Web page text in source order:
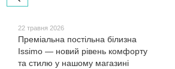
22 травня 2026
Преміальна постільна білизна
Issimo — новий рівень комфорту
та стилю у нашому магазині